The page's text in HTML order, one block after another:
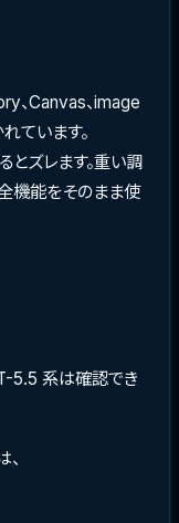
、Canvas、image
ています。
とズレます。重い調
機能をそのまま使
5.5 系は確認でき
、